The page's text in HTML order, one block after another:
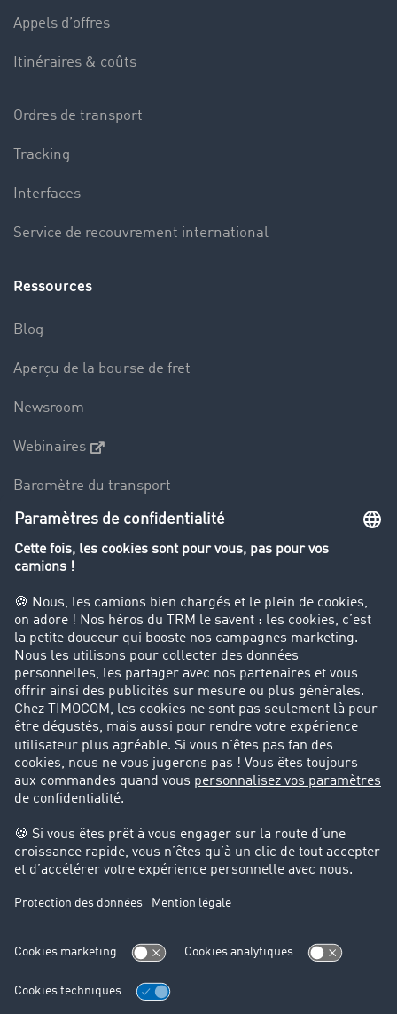
Appels d’offres
Itinéraires & coûts
Ordres de transport
Tracking
Interfaces
Service de recouvrement international
Ressources
Blog
Aperçu de la bourse de fret
Newsroom
Webinaires
Baromètre du transport
Le dictionnaire du transport
Interdiction de circulation des poids lourds
Entreprise
Parrainage clients
Success Stories
Cadre légal
Mentions légales
Protection des données
Cookie-Einstellungen
Support